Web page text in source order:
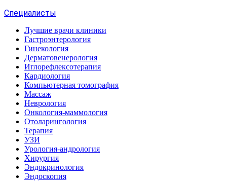
Специалисты
Лучшие врачи клиники
Гастроэнтерология
Гинекология
Дерматовенерология
Иглорефлексотерапия
Кардиология
Компьютерная томография
Массаж
Неврология
Онкология-маммология
Отоларингология
Терапия
УЗИ
Урология-андрология
Хирургия
Эндокринология
Эндоскопия